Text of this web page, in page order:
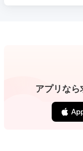
アプリなら